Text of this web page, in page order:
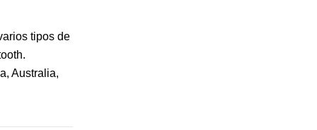
tipos de
Australia,